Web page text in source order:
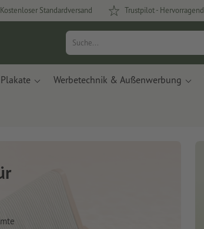
Kostenloser Standardversand Trustpilot - Hervorragend
Plakate Werbetechnik & Außenwerbung